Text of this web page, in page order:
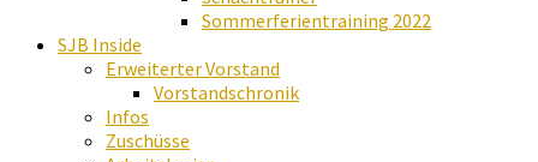
Sommerferientraining 2022
SJB Inside
Erweiterter Vorstand
Vorstandschronik
Infos
Zuschüsse